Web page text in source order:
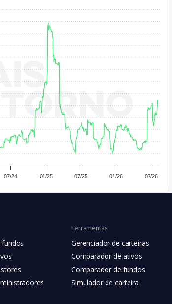
07/24 01/25 07/25 01/26 07/26
fundos
Ferramentas
Gerenciador de carteiras
Comparador de ativos
Comparador de fundos
Simulador de carteira